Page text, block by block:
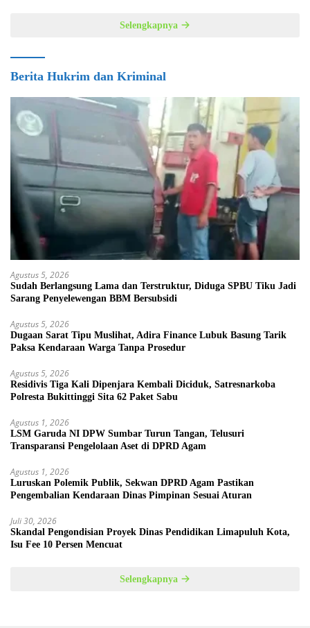
Selengkapnya
Berita Hukrim dan Kriminal
Agustus 5, 2026
Sudah Berlangsung Lama dan Terstruktur, Diduga SPBU Tiku Jadi
Sarang Penyelewengan BBM Bersubsidi
Agustus 5, 2026
Dugaan Sarat Tipu Muslihat, Adira Finance Lubuk Basung Tarik
Paksa Kendaraan Warga Tanpa Prosedur
Agustus 5, 2026
Residivis Tiga Kali Dipenjara Kembali Diciduk, Satresnarkoba
Polresta Bukittinggi Sita 62 Paket Sabu
Agustus 1, 2026
LSM Garuda NI DPW Sumbar Turun Tangan, Telusuri
Transparansi Pengelolaan Aset di DPRD Agam
Agustus 1, 2026
Luruskan Polemik Publik, Sekwan DPRD Agam Pastikan
Pengembalian Kendaraan Dinas Pimpinan Sesuai Aturan
Juli 30, 2026
Skandal Pengondisian Proyek Dinas Pendidikan Limapuluh Kota,
Isu Fee 10 Persen Mencuat
Selengkapnya